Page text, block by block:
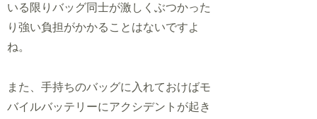
いる限りバッグ同士が激しくぶつかった
り強い負担がかかることはないですよ
ね。
また、手持ちのバッグに入れておけばモ
バイルバッテリーにアクシデントが起き